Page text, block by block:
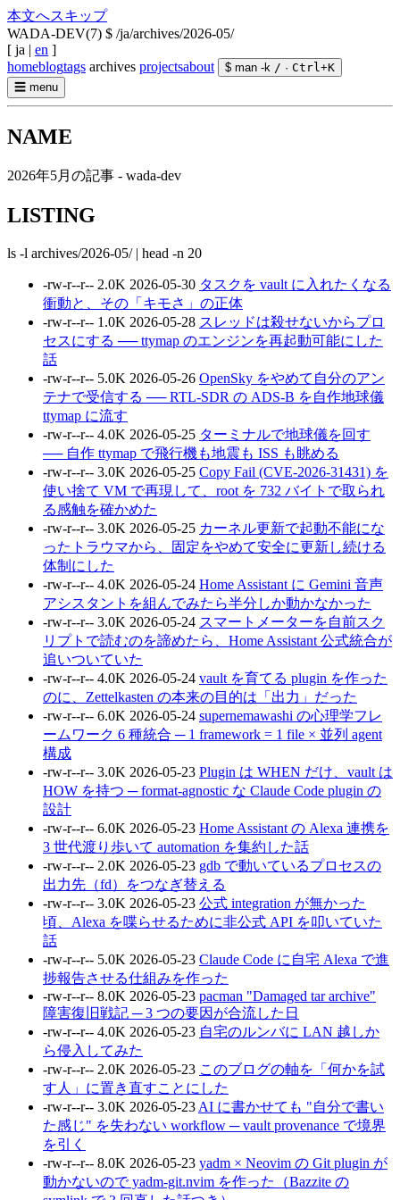
本文へスキップ
WADA-DEV(7) $ /ja/archives/2026-05/
[ ja | en ]
homeblogtags archives projectsabout $ man -k / · Ctrl+K
☰ menu
NAME
2026年5月の記事 - wada-dev
LISTING
ls -l archives/2026-05/ | head -n 20
-rw-r--r-- 2.0K 2026-05-30 タスクを vault に入れたくなる
衝動と、その「キモさ」の正体
-rw-r--r-- 1.0K 2026-05-28 スレッドは殺せないからプロ
セスにする ── ttymap のエンジンを再起動可能にした
話
-rw-r--r-- 5.0K 2026-05-26 OpenSky をやめて自分のアン
テナで受信する ── RTL-SDR の ADS-B を自作地球儀
ttymap に流す
-rw-r--r-- 4.0K 2026-05-25 ターミナルで地球儀を回す
── 自作 ttymap で飛行機も地震も ISS も眺める
-rw-r--r-- 3.0K 2026-05-25 Copy Fail (CVE-2026-31431) を
使い捨て VM で再現して、root を 732 バイトで取られ
る感触を確かめた
-rw-r--r-- 3.0K 2026-05-25 カーネル更新で起動不能にな
ったトラウマから、固定をやめて安全に更新し続ける
体制にした
-rw-r--r-- 4.0K 2026-05-24 Home Assistant に Gemini 音声
アシスタントを組んでみたら半分しか動かなかった
-rw-r--r-- 3.0K 2026-05-24 スマートメーターを自前スク
リプトで読むのを諦めたら、Home Assistant 公式統合が
追いついていた
-rw-r--r-- 4.0K 2026-05-24 vault を育てる plugin を作った
のに、Zettelkasten の本来の目的は「出力」だった
-rw-r--r-- 6.0K 2026-05-24 supernemawashi の心理学フレ
ームワーク 6 種統合 ─ 1 framework = 1 file × 並列 agent
構成
-rw-r--r-- 3.0K 2026-05-23 Plugin は WHEN だけ、vault は
HOW を持つ ─ format-agnostic な Claude Code plugin の
設計
-rw-r--r-- 6.0K 2026-05-23 Home Assistant の Alexa 連携を
3 世代渡り歩いて automation を集約した話
-rw-r--r-- 2.0K 2026-05-23 gdb で動いているプロセスの
出力先（fd）をつなぎ替える
-rw-r--r-- 3.0K 2026-05-23 公式 integration が無かった
頃、Alexa を喋らせるために非公式 API を叩いていた
話
-rw-r--r-- 5.0K 2026-05-23 Claude Code に自宅 Alexa で進
捗報告させる仕組みを作った
-rw-r--r-- 8.0K 2026-05-23 pacman "Damaged tar archive"
障害復旧戦記 ─ 3 つの要因が合流した日
-rw-r--r-- 4.0K 2026-05-23 自宅のルンバに LAN 越しか
ら侵入してみた
-rw-r--r-- 2.0K 2026-05-23 このブログの軸を「何かを試
す人」に置き直すことにした
-rw-r--r-- 3.0K 2026-05-23 AI に書かせても "自分で書い
た感じ" を失わない workflow ─ vault provenance で境界
を引く
-rw-r--r-- 8.0K 2026-05-23 yadm × Neovim の Git plugin が
動かないので yadm-git.nvim を作った（Bazzite の